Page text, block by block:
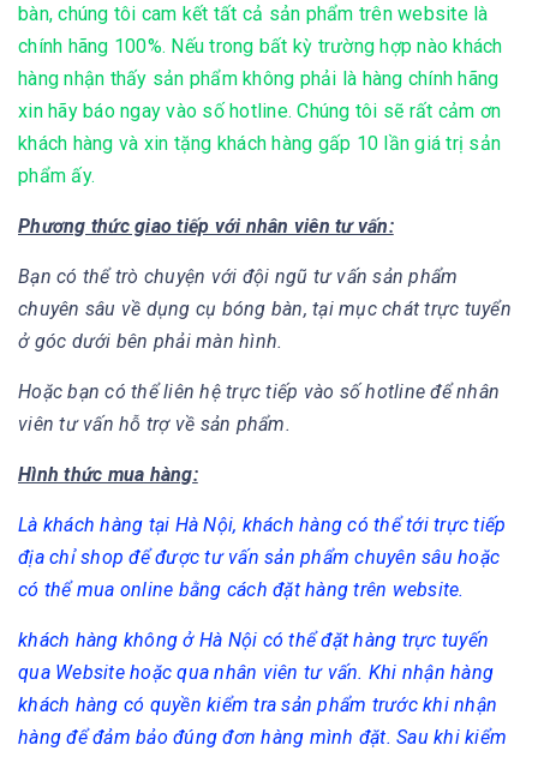
bàn, chúng tôi cam kết tất cả sản phẩm trên website là
chính hãng 100%. Nếu trong bất kỳ trường hợp nào khách
hàng nhận thấy sản phẩm không phải là hàng chính hãng
xin hãy báo ngay vào số hotline. Chúng tôi sẽ rất cảm ơn
khách hàng và xin tặng khách hàng gấp 10 lần giá trị sản
phẩm ấy.
Phương thức giao tiếp với nhân viên tư vấn:
Bạn có thể trò chuyện với đội ngũ tư vấn sản phẩm
chuyên sâu về dụng cụ bóng bàn, tại mục chát trực tuyển
ở góc dưới bên phải màn hình.
Hoặc bạn có thể liên hệ trực tiếp vào số hotline để nhân
viên tư vấn hỗ trợ về sản phẩm.
Hình thức mua hàng:
Là khách hàng tại Hà Nội, khách hàng có thể tới trực tiếp
địa chỉ shop để được tư vấn sản phẩm chuyên sâu hoặc
có thể mua online bằng cách đặt hàng trên website.
khách hàng không ở Hà Nội có thể đặt hàng trực tuyến
qua Website hoặc qua nhân viên tư vấn. Khi nhận hàng
khách hàng có quyền kiểm tra sản phẩm trước khi nhận
hàng để đảm bảo đúng đơn hàng mình đặt. Sau khi kiểm